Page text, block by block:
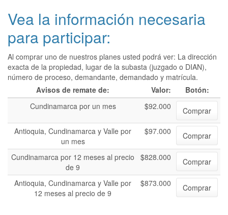
Vea la información necesaria
para participar:
Al comprar uno de nuestros planes usted podrá ver: La dirección
exacta de la propiedad, lugar de la subasta (juzgado o DIAN),
número de proceso, demandante, demandado y matrícula.
Avisos de remate de:
Valor:
Botón:
Cundinamarca por un mes
$92.000
Comprar
Antioquia, Cundinamarca y Valle por
un mes
$97.000 Comprar
Cundinamarca por 12 meses al precio
de 9
$828.000 Comprar
Antioquia, Cundinamarca y Valle por
12 meses al precio de 9
$873.000 Comprar